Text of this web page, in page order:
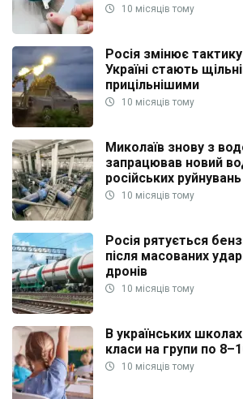
10 місяців тому
Росія змінює
Україні стають
прицільнішими
10 місяців тому
Миколаїв знову з
запрацював новий
російських руйнувань
10 місяців тому
Росія рятується
після масованих
дронів
10 місяців тому
В українських
класи на групи по
10 місяців тому